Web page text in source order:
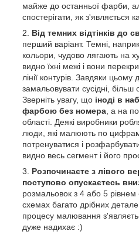
майже до останньої фарби,
спостерігати, як з'являється
Від темних відтінків до
перший варіант. Темні,
кольори, чудово лягають на
видно їхні межі і вони
лінії контурів. Завдяки цьому
замальовувати сусідні, більш
Зверніть увагу, що іноді в
фарбою без номера , а на
області. Деякі виробники
люди, які малюють по
потренуватися і
видно весь сегмент і його
Розпочинаєте з лівого
поступово опускаєтесь
розмальовок з 4 або 5 рівнем
схемах багато дрібних
процесу малювання
дуже надихає :)